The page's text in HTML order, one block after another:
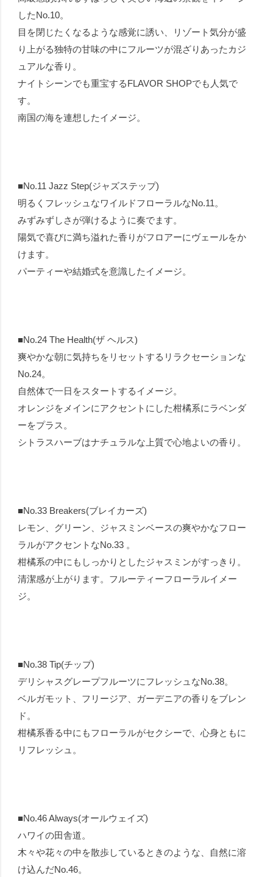
したNo.10。
目を閉じたくなるような感覚に誘い、リゾート気分が盛
り上がる独特の甘味の中にフルーツが混ざりあったカジ
ュアルな香り。
ナイトシーンでも重宝するFLAVOR SHOPでも人気で
す。
南国の海を連想したイメージ。
■No.11 Jazz Step(ジャズステップ)
明るくフレッシュなワイルドフローラルなNo.11。
みずみずしさが弾けるように奏でます。
陽気で喜びに満ち溢れた香りがフロアーにヴェールをか
けます。
パーティーや結婚式を意識したイメージ。
■No.24 The Health(ザ ヘルス)
爽やかな朝に気持ちをリセットするリラクセーションな
No.24。
自然体で一日をスタートするイメージ。
オレンジをメインにアクセントにした柑橘系にラベンダ
ーをプラス。
シトラスハーブはナチュラルな上質で心地よいの香り。
■No.33 Breakers(ブレイカーズ)
レモン、グリーン、ジャスミンベースの爽やかなフロー
ラルがアクセントなNo.33 。
柑橘系の中にもしっかりとしたジャスミンがすっきり。
清潔感が上がります。フルーティーフローラルイメー
ジ。
■No.38 Tip(チップ)
デリシャスグレープフルーツにフレッシュなNo.38。
ベルガモット、フリージア、ガーデニアの香りをブレン
ド。
柑橘系香る中にもフローラルがセクシーで、心身ともに
リフレッシュ。
■No.46 Always(オールウェイズ)
ハワイの田舎道。
木々や花々の中を散歩しているときのような、自然に溶
け込んだNo.46。